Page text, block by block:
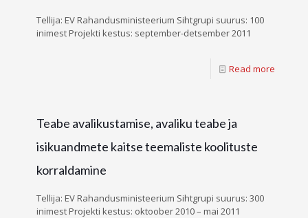
Tellija: EV Rahandusministeerium Sihtgrupi suurus: 100
inimest Projekti kestus: september-detsember 2011
Read more
Teabe avalikustamise, avaliku teabe ja
isikuandmete kaitse teemaliste koolituste
korraldamine
Tellija: EV Rahandusministeerium Sihtgrupi suurus: 300
inimest Projekti kestus: oktoober 2010 – mai 2011